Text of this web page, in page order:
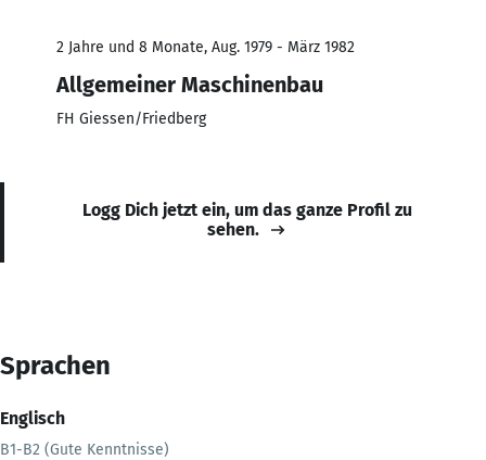
2 Jahre und 8 Monate, Aug. 1979 - März 1982
Allgemeiner Maschinenbau
FH Giessen/Friedberg
Logg Dich jetzt ein, um das ganze Profil zu
sehen.
Sprachen
Englisch
B1-B2 (Gute Kenntnisse)